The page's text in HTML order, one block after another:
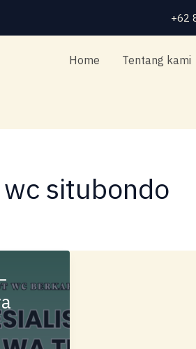
+62
Home Tentang kami
situbondo